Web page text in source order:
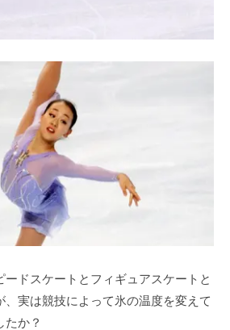
ードスケートとフィギュアスケートと
、実は競技によって氷の温度を変えて
たか？